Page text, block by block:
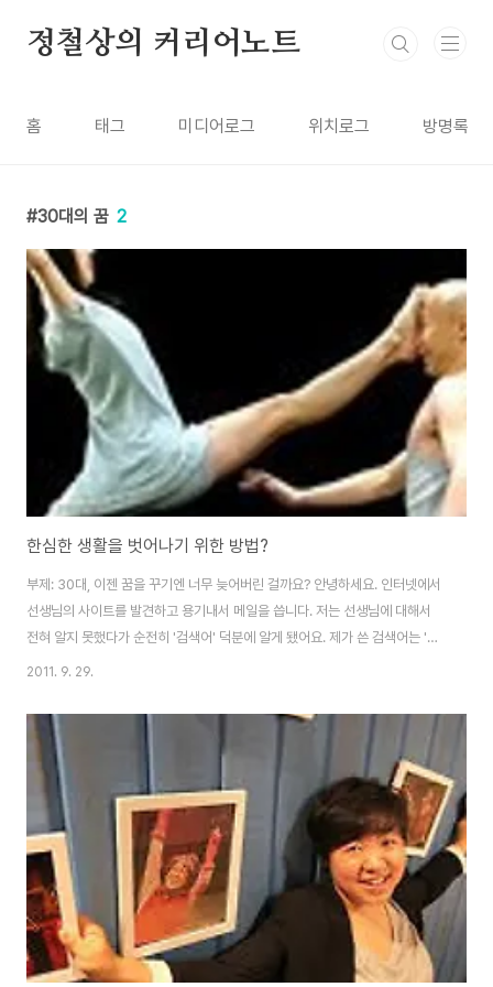
정철상의 커리어노트
홈 태그 미디어로그 위치로그 방명록
30대의 꿈 2
한심한 생활을 벗어나기 위한 방법?
부제: 30대, 이젠 꿈을 꾸기엔 너무 늦어버린 걸까요? 안녕하세요. 인터넷에서
선생님의 사이트를 발견하고 용기내서 메일을 씁니다. 저는 선생님에 대해서
전혀 알지 못했다가 순전히 '검색어' 덕분에 알게 됐어요. 제가 쓴 검색어는 '허
황된 자신감' 이었습니다. 저는 한국나이로 30대 초반의 여자입니다. 그리고
진다면 전 도대체 뭘 해먹고 살아야 할지 모르겠습니다. 할머니께서는 사람이
죽으란 법은 없다고 언제나 다른 돌파구가 생길 거라며 긍정적으로 생각하라고
하시지만 이젠 그런 긍정적인 생각도 허황된 자신감이 아닌가 하는 생각이 듭
니다. 32살에, 여자에, 지금까지 별 경력도 없고, 아직까지 별 특기도 없고,
2011년 6월 현재 ..
2011. 9. 29.